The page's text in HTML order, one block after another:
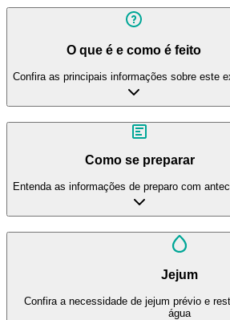
O que é e como é feito
Confira as principais informações sobre este
Como se preparar
Entenda as informações de preparo com
Jejum
Confira a necessidade de jejum prévio e
água